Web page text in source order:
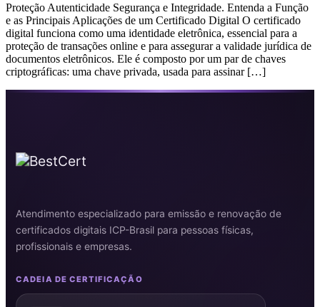
Proteção Autenticidade Segurança e Integridade. Entenda a Função
e as Principais Aplicações de um Certificado Digital O certificado
digital funciona como uma identidade eletrônica, essencial para a
proteção de transações online e para assegurar a validade jurídica de
documentos eletrônicos. Ele é composto por um par de chaves
criptográficas: uma chave privada, usada para assinar […]
Atendimento especializado para emissão e renovação de
certificados digitais ICP-Brasil para pessoas físicas,
profissionais e empresas.
CADEIA DE CERTIFICAÇÃO